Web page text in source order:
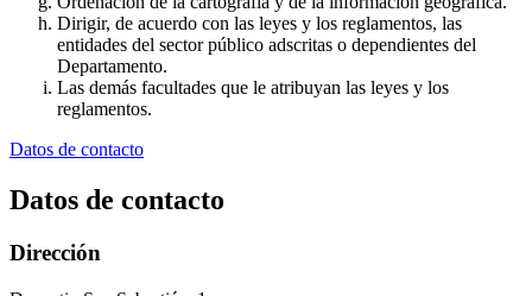
Dirigir, de acuerdo con las leyes y los reglamentos, las
entidades del sector público adscritas o dependientes del
Departamento.
Las demás facultades que le atribuyan las leyes y los
reglamentos.
Datos de contacto
Datos de contacto
Dirección